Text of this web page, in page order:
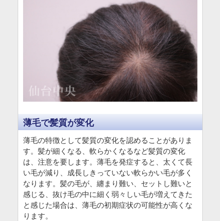
薄毛で髪質が変化
薄毛の特徴として髪質の変化を認めることがありま
す。髪が細くなる、軟らかくなるなど髪質の変化
は、注意を要します。薄毛を発症すると、太くて長
い毛が減り、成長しきっていない軟らかい毛が多く
なります。髪の毛が、纏まり難い、セットし難いと
感じる、抜け毛の中に細く弱々しい毛が増えてきた
と感じた場合は、薄毛の初期症状の可能性が高くな
ります。